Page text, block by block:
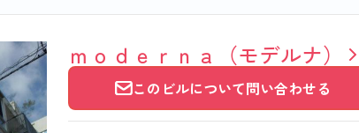
ｍｏｄｅｒｎａ（モデルナ）
このビルについて問い合わせる